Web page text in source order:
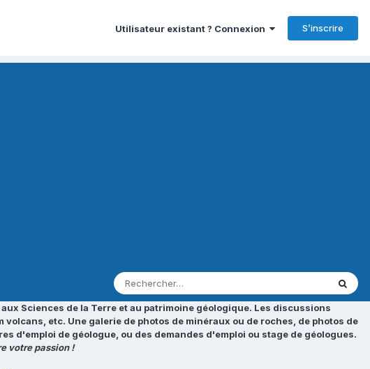
Utilisateur existant ? Connexion S’inscrire
Sciences de la Terre et au patrimoine géologique. Les discussions
etc. Une galerie de photos de minéraux ou de roches, de photos de
d'emploi de géologue, ou des demandes d'emploi ou stage de géologues.
votre passion !